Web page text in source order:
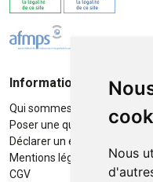
Nous
Informations
Qui sommes-nous ?
Poser une question
Déclarer un effet indésirable
Mentions légales
CGV